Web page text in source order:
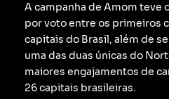
A campanha de Amom teve
por voto entre os primeiros
capitais do Brasil, além de
uma das duas únicas do
maiores engajamentos de
26 capitais brasileiras.